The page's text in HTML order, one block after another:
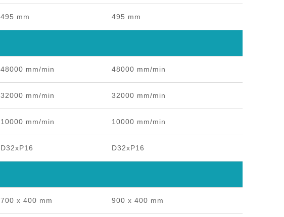
495 mm 495 mm
48000 mm/min 48000 mm/min
32000 mm/min 32000 mm/min
10000 mm/min 10000 mm/min
D32xP16 D32xP16
700 x 400 mm 900 x 400 mm